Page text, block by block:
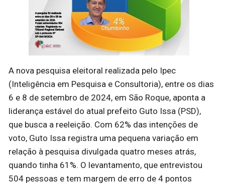
A nova pesquisa eleitoral realizada pelo Ipec
(Inteligência em Pesquisa e Consultoria), entre os dias
6 e 8 de setembro de 2024, em São Roque, aponta a
liderança estável do atual prefeito Guto Issa (PSD),
que busca a reeleição. Com 62% das intenções de
voto, Guto Issa registra uma pequena variação em
relação à pesquisa divulgada quatro meses atrás,
quando tinha 61%. O levantamento, que entrevistou
504 pessoas e tem margem de erro de 4 pontos